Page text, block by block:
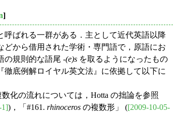
]
ばれる一群がある．主として近代英語以降
から借用された学術・専門語で，原語にお
の規則的な語尾 -(e)s を取るようになったもの
底例解ロイヤル英文法』に依拠して以下に
化の流れについては，Hotta の拙論を参照
1])，「#161. rhinoceros の複数形」 ([2009-10-05-